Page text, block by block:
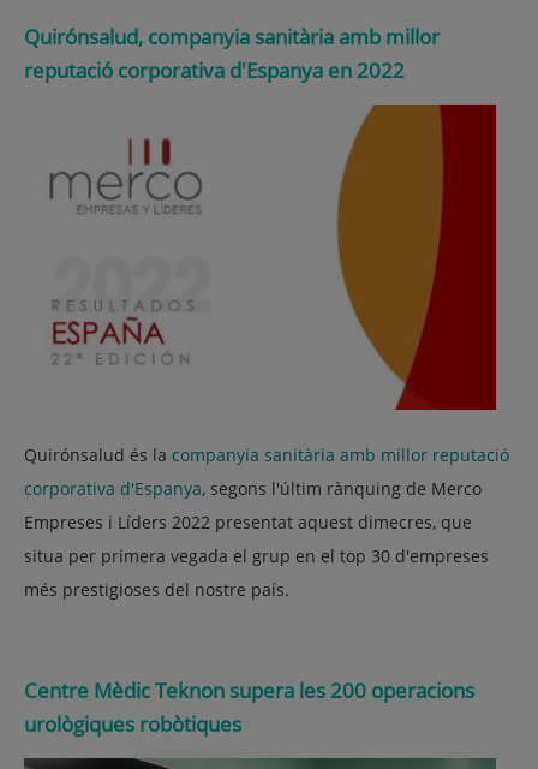
Quirónsalud, companyia sanitària amb millor
reputació corporativa d'Espanya en 2022
Quirónsalud és la companyia sanitària amb millor reputació
corporativa d'Espanya, segons l'últim rànquing de Merco
Empreses i Líders 2022 presentat aquest dimecres, que
situa per primera vegada el grup en el top 30 d'empreses
més prestigioses del nostre país.
Centre Mèdic Teknon supera les 200 operacions
urològiques robòtiques